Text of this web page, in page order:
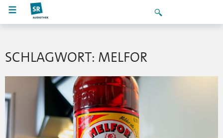
SCHLAGWORT: MELFOR